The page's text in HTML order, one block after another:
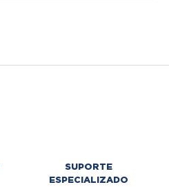
SUPORTE
ESPECIALIZADO